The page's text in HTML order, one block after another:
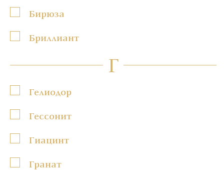
Бирюза
Бриллиант
Г
Гелиодор
Гессонит
Гиацинт
Гранат